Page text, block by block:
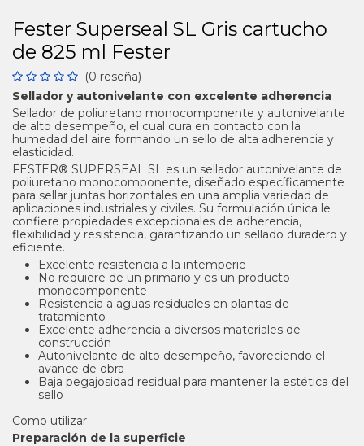
Fester Superseal SL Gris cartucho
de 825 ml Fester
(0 reseña)
Sellador y autonivelante con excelente adherencia
Sellador de poliuretano monocomponente y autonivelante
de alto desempeño, el cual cura en contacto con la
humedad del aire formando un sello de alta adherencia y
elasticidad.
FESTER® SUPERSEAL SL es un sellador autonivelante de
poliuretano monocomponente, diseñado específicamente
para sellar juntas horizontales en una amplia variedad de
aplicaciones industriales y civiles. Su formulación única le
confiere propiedades excepcionales de adherencia,
flexibilidad y resistencia, garantizando un sellado duradero y
eficiente.
Excelente resistencia a la intemperie
No requiere de un primario y es un producto
monocomponente
Resistencia a aguas residuales en plantas de
tratamiento
Excelente adherencia a diversos materiales de
construcción
Autonivelante de alto desempeño, favoreciendo el
avance de obra
Baja pegajosidad residual para mantener la estética del
sello
Como utilizar
Preparación de la superficie